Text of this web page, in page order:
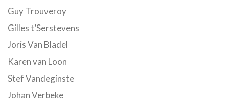
Guy Trouveroy
Gilles t’Serstevens
Joris Van Bladel
Karen van Loon
Stef Vandeginste
Johan Verbeke